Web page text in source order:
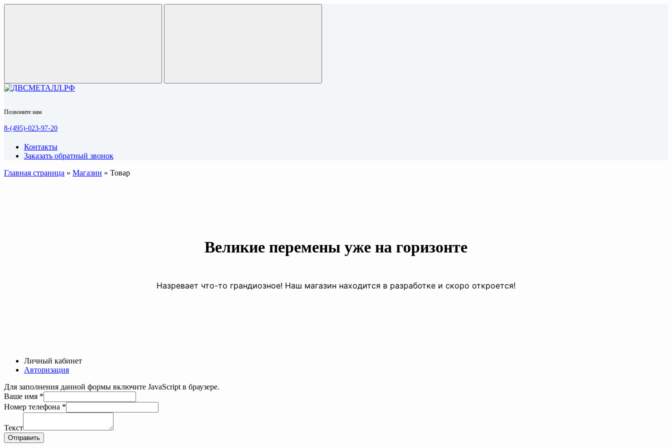
Позвоните нам
8-(495)-023-97-20
Контакты
Заказать обратный звонок
Главная страница » Магазин » Товар
Великие перемены уже на горизонте
Назревает что-то грандиозное! Наш магазин находится в разработке и скоро откроется!
Личный кабинет
Авторизация
Для заполнения данной формы включите JavaScript в браузере.
Ваше имя *
Ваше
Номер
Номер телефона *
Текст
Отправить